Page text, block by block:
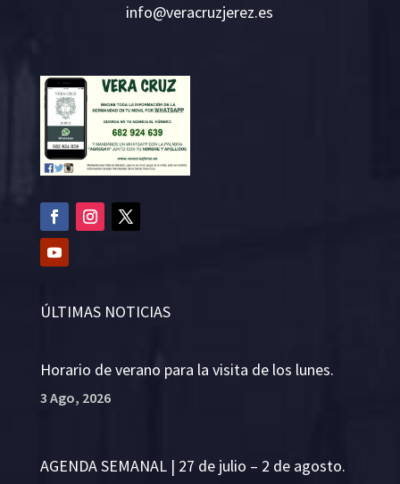
se.ze
rejzu
rcare
v@ofn
i
ÚLTIMAS NOTICIAS
Horario de verano para la visita de los lunes.
3 Ago, 2026
AGENDA SEMANAL | 27 de julio – 2 de agosto.